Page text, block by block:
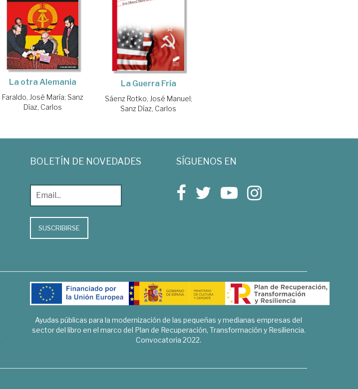
La otra Alemania
Faraldo, José María; Sanz
Díaz, Carlos
La Guerra Fría
Sáenz Rotko, José Manuel;
Sanz Díaz, Carlos
BOLETÍN DE NOVEDADES
SUSCRIBIRSE
SÍGUENOS EN
Ayudas públicas para la modernización de las pequeñas y medianas empresas del
sector del libro en el marco del Plan de Recuperación, Transformación y Resiliencia.
Convocatoria 2022.